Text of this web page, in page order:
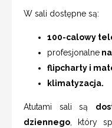
W sali dostępne są:
100-calowy
profesjonalne
flipcharty i
klimatyzacja.
Atutami sali są
dziennego , który